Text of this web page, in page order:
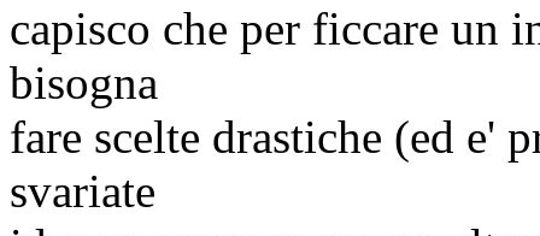
capisco che per ficcare un
bisogna
fare scelte drastiche (ed e'
svariate